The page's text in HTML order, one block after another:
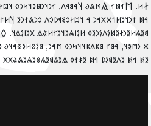
𐳦𐳪𐳇𐳛𐳘𐳁𐳚𐳛𐳤-𐳌𐳟𐳐𐳍𐳀𐳯𐳍𐳀𐳦𐳜
𐳛𐳙𐳖𐳐𐳙𐳉 𐲦𐳢𐳐𐳀𐳙𐳛𐳙-
𐳂𐳉𐳥𐳋𐳖𐳦. 𐲓𐳐𐳉𐳘𐳉𐳖𐳦𐳉: 𐳋𐳢𐳦𐳋𐳓𐳉𐳖𐳙𐳐 𐳓𐳉𐳖𐳖 𐳀𐳯𐳦
𐳉𐳖𐳉𐳘𐳯𐳋𐳤𐳢𐳉 𐳮𐳀𐳙 𐳥𐳭𐳓𐳤𐳋𐳍, 𐳋𐳤
𐳉𐳎𐳐𐳓 𐳖𐳉𐳍𐳘𐳉𐳍𐳌𐳉𐳖𐳉𐳖𐳟𐳂𐳂 𐳀𐳖𐳓𐳀𐳖𐳛𐳘